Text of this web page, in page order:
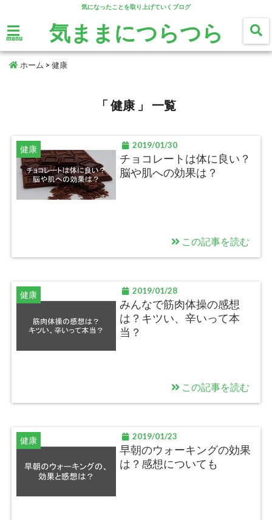
気になったことを取り上げていくブログ
menu 気ままにつらつら
ホーム > 健康
「 健康 」 一覧
健康 2019/01/30
チョコレートは体に良い？
脳や肌への効果は？
この記事を読む
健康 2019/01/28
みんなで筋肉体操の感想
は？キツい、辛いって本
当？
この記事を読む
健康 2019/01/23
早朝のウォーキングの効果
は？感想についても